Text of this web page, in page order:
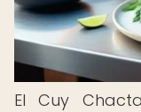
El Cuy